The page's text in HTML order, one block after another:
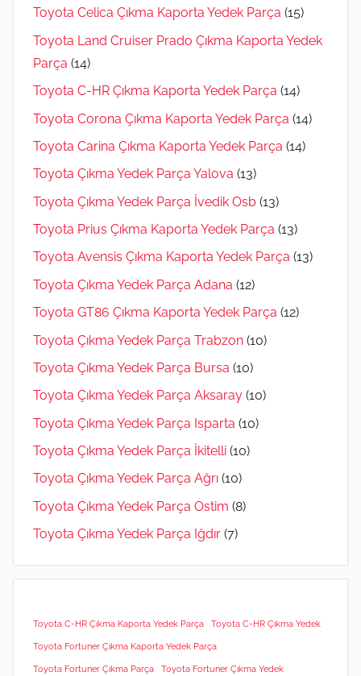
Toyota Celica Çıkma Kaporta Yedek Parça (15)
Toyota Land Cruiser Prado Çıkma Kaporta Yedek
Parça (14)
Toyota C-HR Çıkma Kaporta Yedek Parça (14)
Toyota Corona Çıkma Kaporta Yedek Parça (14)
Toyota Carina Çıkma Kaporta Yedek Parça (14)
Toyota Çıkma Yedek Parça Yalova (13)
Toyota Çıkma Yedek Parça İvedik Osb (13)
Toyota Prius Çıkma Kaporta Yedek Parça (13)
Toyota Avensis Çıkma Kaporta Yedek Parça (13)
Toyota Çıkma Yedek Parça Adana (12)
Toyota GT86 Çıkma Kaporta Yedek Parça (12)
Toyota Çıkma Yedek Parça Trabzon (10)
Toyota Çıkma Yedek Parça Bursa (10)
Toyota Çıkma Yedek Parça Aksaray (10)
Toyota Çıkma Yedek Parça Isparta (10)
Toyota Çıkma Yedek Parça İkitelli (10)
Toyota Çıkma Yedek Parça Ağrı (10)
Toyota Çıkma Yedek Parça Ostim (8)
Toyota Çıkma Yedek Parça Iğdır (7)
Toyota C-HR Çıkma Kaporta Yedek Parça Toyota C-HR Çıkma Yedek
Toyota Fortuner Çıkma Kaporta Yedek Parça
Toyota Fortuner Çıkma Parça Toyota Fortuner Çıkma Yedek